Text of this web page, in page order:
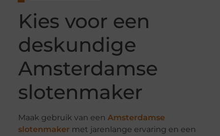
Kies voor een
deskundige
Amsterdamse
slotenmaker
Maak gebruik van een Amsterdamse
slotenmaker met jarenlange ervaring en een